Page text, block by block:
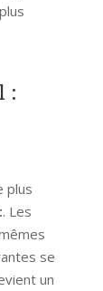
:
plus
. Les
se
un